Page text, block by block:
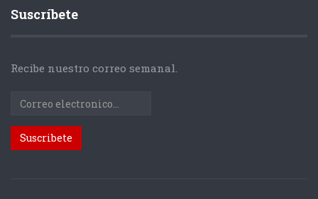
Suscríbete
Recibe nuestro correo semanal.